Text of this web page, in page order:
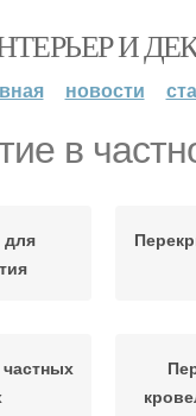
И
новости
в
для